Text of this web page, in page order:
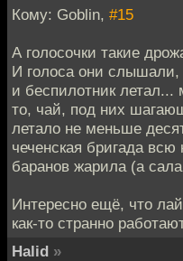
Кому: Goblin, #15
А голосочки такие
И голоса они слышали,
и беспилотник летал...
то, чай, под них
летало не меньше
чеченская бригада всю
баранов жарила (а
Интересно ещё, что
как-то странно
Halid »